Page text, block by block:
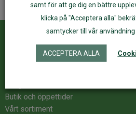
Kundservice
Kontakta oss
Butik och öppettider
Vårt sortiment
samt för att ge dig en bättre
klicka på "Acceptera alla"
samtycker till vår användning
ACCEPTERA ALLA